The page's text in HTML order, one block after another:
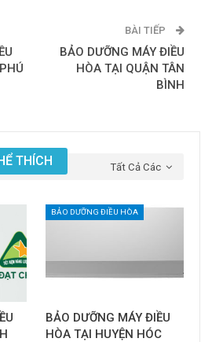
BÀI TIẾP
BẢO DƯỠNG MÁY ĐIỀU
HÒA TẠI QUẬN TÂN
BÌNH
Tất Cả Các
THÍCH
BẢO DƯỠNG ĐIỀU HÒA
BẢO DƯỠNG MÁY ĐIỀU
HÒA TẠI HUYỆN HÓC